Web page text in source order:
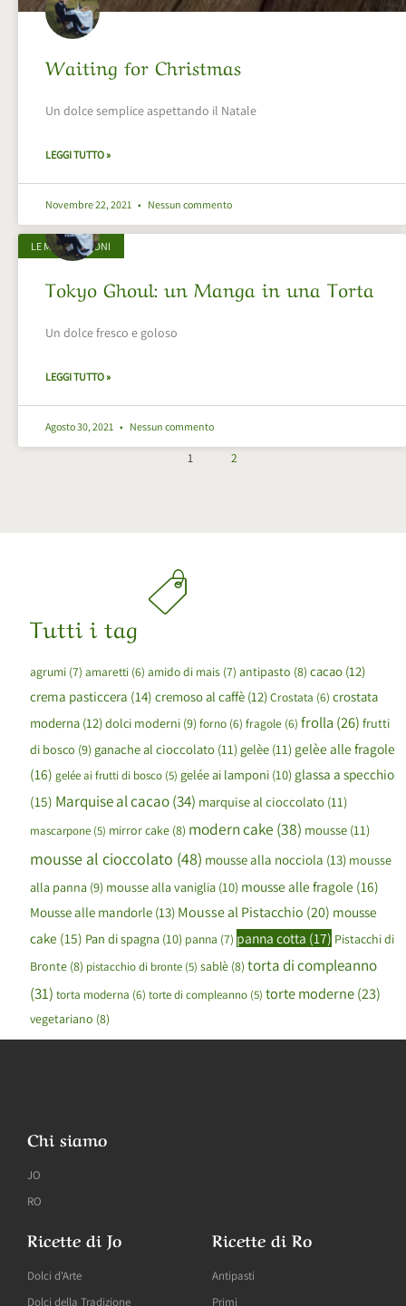
Waiting for Christmas
Un dolce semplice aspettando il Natale
LEGGI TUTTO »
Novembre 22, 2021 Nessun commento
LE MIE CREAZIONI
Tokyo Ghoul: un Manga in una Torta
Un dolce fresco e goloso
LEGGI TUTTO »
Agosto 30, 2021 Nessun commento
1 2
Tutti i tag
agrumi (7) amaretti (6) amido di mais (7) antipasto (8) cacao (12)
crema pasticcera (14) cremoso al caffè (12)Crostata (6) crostata
moderna (12)dolci moderni (9) forno (6) fragole (6) frolla (26) frutti
di bosco (9) ganache al cioccolato (11) gelèe (11) gelèe alle fragole
(16) gelée ai frutti di bosco (5) gelée ai lamponi (10) glassa a specchio
(15) Marquise al cacao(34) marquise al cioccolato (11)
mascarpone (5) mirror cake (8) modern cake (38) mousse (11)
mousse al cioccolato (48) mousse alla nocciola (13) mousse
alla panna (9) mousse alla vaniglia (10) mousse alle fragole (16)
Mousse alle mandorle (13) Mousse al Pistacchio (20) mousse
cake (15) Pan di spagna (10) panna (7) panna cotta (17) Pistacchi di
Bronte (8) pistacchio di bronte (5) sablè (8) torta di compleanno
(31) torta moderna (6) torte di compleanno (5) torte moderne(23)
vegetariano (8)
Chi siamo
JO
RO
Ricette di Jo
Dolci d'Arte
Dolci della Tradizione
Ricette di Ro
Antipasti
Primi